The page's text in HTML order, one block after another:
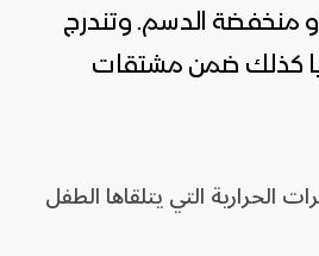
منخفضة الدسم. وتندرج
كذلك ضمن مشتقات
التي يتلقاها الطفل